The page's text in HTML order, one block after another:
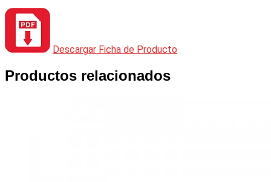
Descargar Ficha de Producto
Productos relacionados